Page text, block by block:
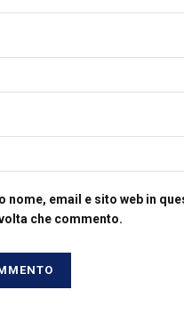
nome, email e sito web in
che commento.